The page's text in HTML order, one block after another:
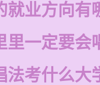
就业方向有
里一定要会
法考什么大